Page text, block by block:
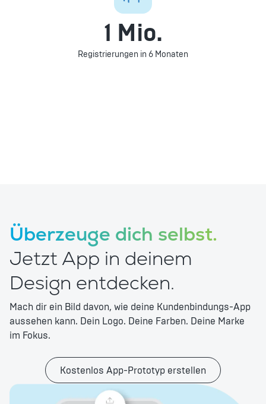
1 Mio.
Registrierungen in 6 Monaten
Überzeuge dich selbst.
Jetzt App in deinem
Design entdecken.
Mach dir ein Bild davon, wie deine Kundenbindungs-App
aussehen kann. Dein Logo. Deine Farben. Deine Marke
im Fokus.
Kostenlos App-Prototyp erstellen